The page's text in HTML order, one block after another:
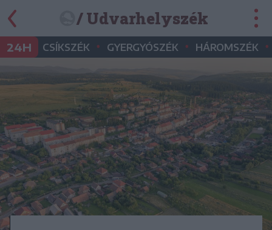
/ Udvarhelyszék
24H CSÍKSZÉK • GYERGYÓSZÉK • HÁROMSZÉK •